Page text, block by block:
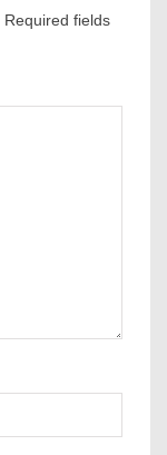
Required fields